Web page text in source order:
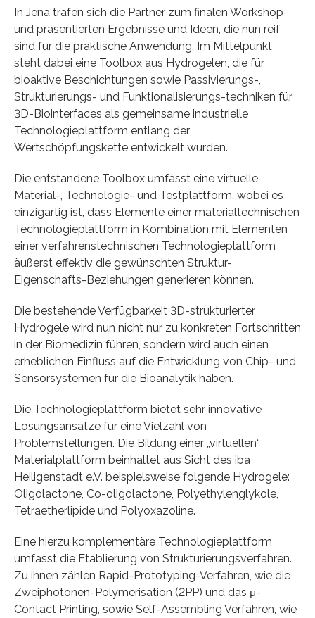
In Jena trafen sich die Partner zum finalen Workshop
und präsentierten Ergebnisse und Ideen, die nun reif
sind für die praktische Anwendung. Im Mittelpunkt
steht dabei eine Toolbox aus Hydrogelen, die für
bioaktive Beschichtungen sowie Passivierungs-,
Strukturierungs- und Funktionalisierungs-techniken für
3D-Biointerfaces als gemeinsame industrielle
Technologieplattform entlang der
Wertschöpfungskette entwickelt wurden.
Die entstandene Toolbox umfasst eine virtuelle
Material-, Technologie- und Testplattform, wobei es
einzigartig ist, dass Elemente einer materialtechnischen
Technologieplattform in Kombination mit Elementen
einer verfahrenstechnischen Technologieplattform
äußerst effektiv die gewünschten Struktur-
Eigenschafts-Beziehungen generieren können.
Die bestehende Verfügbarkeit 3D-strukturierter
Hydrogele wird nun nicht nur zu konkreten Fortschritten
in der Biomedizin führen, sondern wird auch einen
erheblichen Einfluss auf die Entwicklung von Chip- und
Sensorsystemen für die Bioanalytik haben.
Die Technologieplattform bietet sehr innovative
Lösungsansätze für eine Vielzahl von
Problemstellungen. Die Bildung einer „virtuellen“
Materialplattform beinhaltet aus Sicht des iba
Heiligenstadt e.V. beispielsweise folgende Hydrogele:
Oligolactone, Co-oligolactone, Polyethylenglykole,
Tetraetherlipide und Polyoxazoline.
Eine hierzu komplementäre Technologieplattform
umfasst die Etablierung von Strukturierungsverfahren.
Zu ihnen zählen Rapid-Prototyping-Verfahren, wie die
Zweiphotonen-Polymerisation (2PP) und das μ-
Contact Printing, sowie Self-Assembling Verfahren, wie